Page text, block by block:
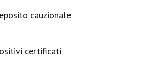
cauzionale
certificati